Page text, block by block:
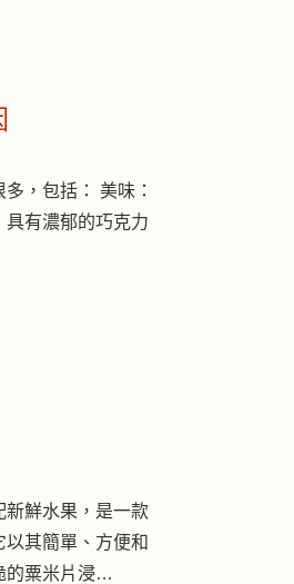
，包括： 美味：
有濃郁的巧克力
新鮮水果，是一款
其簡單、方便和
的粟米片浸…